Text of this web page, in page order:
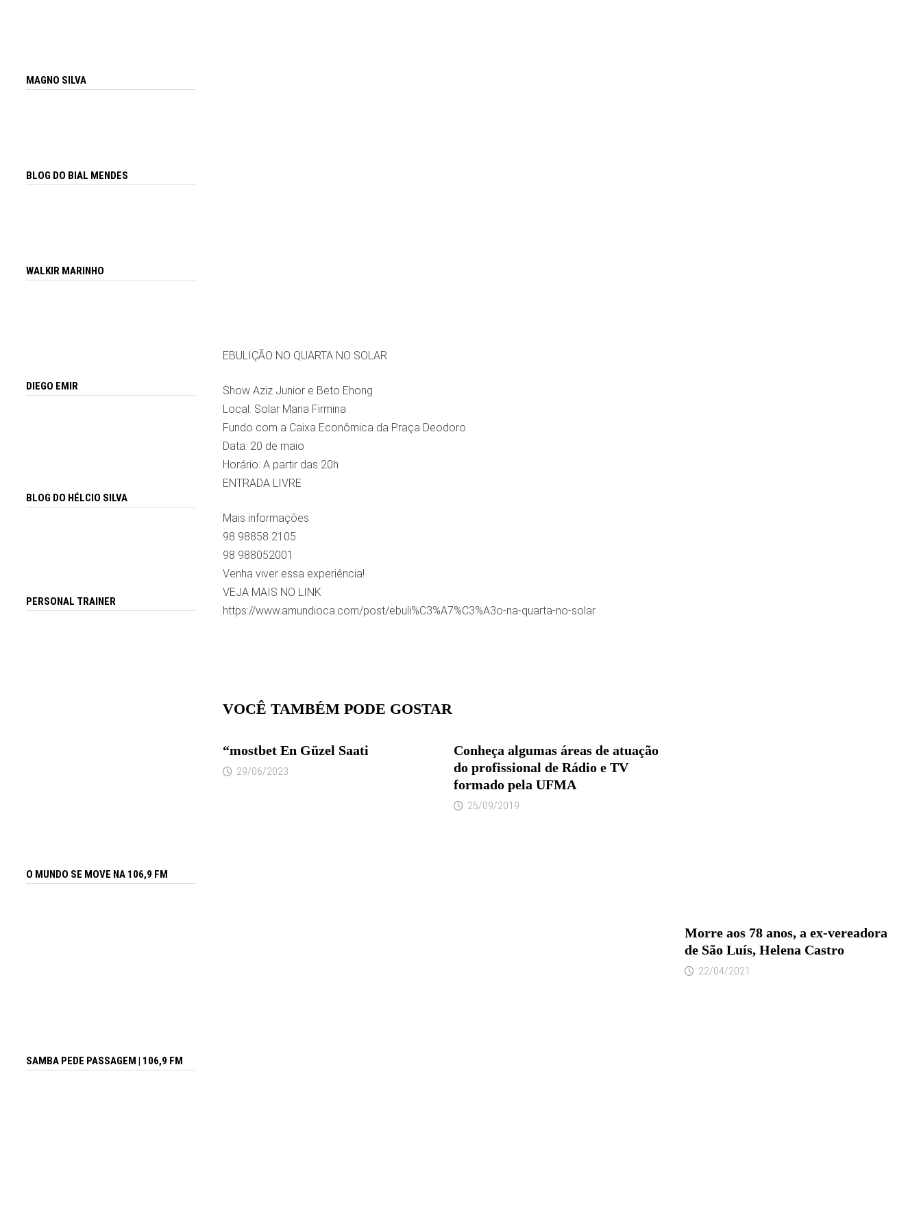
EBULIÇÃO NO QUARTA NO SOLAR
Show Aziz Junior e Beto Ehong
Local: Solar Maria Firmina
Fundo com a Caixa Econômica da Praça Deodoro
Data: 20 de maio
Horário: A partir das 20h
ENTRADA LIVRE
Mais informações
98 98858 2105
98 988052001
Venha viver essa experiência!
VEJA MAIS NO LINK
https://www.amundioca.com/post/ebuli%C3%A7%C3%A3o-na-quarta-no-solar
VOCÊ TAMBÉM PODE GOSTAR
“mostbet En Güzel Saati
29/06/2023
Conheça algumas áreas de atuação
do profissional de Rádio e TV
formado pela UFMA
25/09/2019
Morre aos 78 anos, a ex-vereadora
de São Luís, Helena Castro
22/04/2021
MAGNO SILVA
BLOG DO BIAL MENDES
WALKIR MARINHO
DIEGO EMIR
BLOG DO HÉLCIO SILVA
PERSONAL TRAINER
O MUNDO SE MOVE NA 106,9 FM
SAMBA PEDE PASSAGEM | 106,9 FM